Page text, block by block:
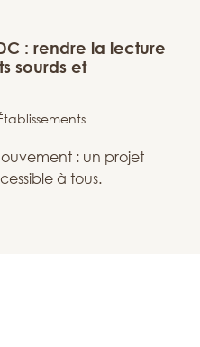
: rendre la lecture
sourds et
: un projet
à tous.